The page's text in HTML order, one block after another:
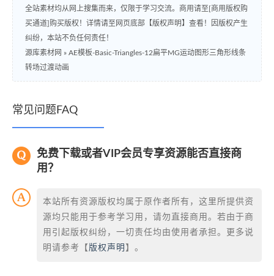
全站素材均从网上搜集而来，仅限于学习交流。商用请至[商用版权购
买通道]购买版权！详情请至网页底部【版权声明】查看！因版权产生
纠纷，本站不负任何责任！
源库素材网 » AE模板-Basic-Triangles-12扁平MG运动图形三角形线条
转场过渡动画
常见问题FAQ
免费下载或者VIP会员专享资源能否直接商
用？
本站所有资源版权均属于原作者所有，这里所提供资
源均只能用于参考学习用，请勿直接商用。若由于商
用引起版权纠纷，一切责任均由使用者承担。更多说
明请参考【 版权声明 】。